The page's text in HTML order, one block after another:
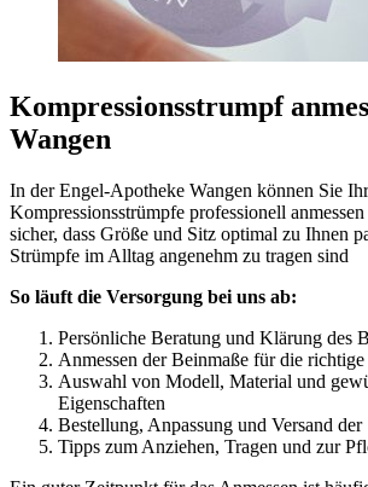
Kompressionsstrumpf
Wangen
In der Engel-Apotheke Wangen können Sie
Kompressionsstrümpfe professionell
sicher, dass Größe und Sitz optimal zu Ihnen
Strümpfe im Alltag angenehm zu tragen sind
So läuft die Versorgung bei uns ab:
Persönliche Beratung und Klärung des
Anmessen der Beinmaße für die
Auswahl von Modell, Material und
Eigenschaften
Bestellung, Anpassung und Versand der
Tipps zum Anziehen, Tragen und zur